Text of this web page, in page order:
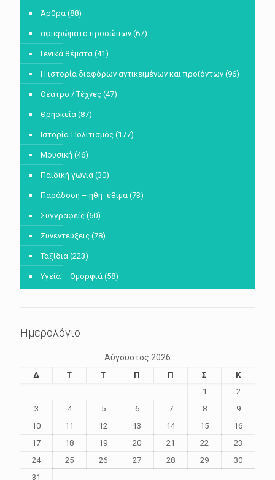
Άρθρα (88)
αφιερώματα προσώπων (67)
Γενικά θέματα (41)
Η ιστορία διαφόρων αντικειμένων και προϊόντων (96)
Θέατρο / Τέχνες (47)
Θρησκεία (87)
Ιστορία-Πολιτισμός (177)
Μουσική (46)
Παιδική γωνιά (30)
Παράδοση – ήθη- έθιμα (73)
Συγγραφείς (60)
Συνεντεύξεις (78)
Ταξίδια (223)
Υγεία – Ομορφιά (58)
Ημερολόγιο
Αύγουστος 2026
Δ Τ Τ Π Π Σ
Κ
1
2
3
4 5 6 7 8
9
10
11 12 13 14 15
16
17
18 19 20 21 22
23
24
25 26 27 28 29
30
31